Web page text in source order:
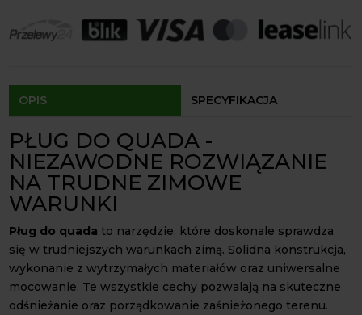
dźwignią
Agrol transport: 200 zł
Agrol transport gabaryty: ustalane indywidualnie
Dostępność form dostawy i ceny uzależniona od produktu.
OPIS SPECYFIKACJA
PŁUG DO QUADA -
NIEZAWODNE ROZWIĄZANIE
NA TRUDNE ZIMOWE
WARUNKI
Pług do quada to narzędzie, które doskonale sprawdza
się w trudniejszych warunkach zimą. Solidna konstrukcja,
wykonanie z wytrzymałych materiałów oraz uniwersalne
mocowanie. Te wszystkie cechy pozwalają na skuteczne
odśnieżanie oraz porządkowanie zaśnieżonego terenu.